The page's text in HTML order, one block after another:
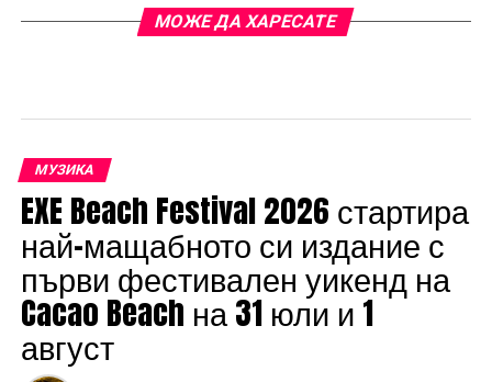
МОЖЕ ДА ХАРЕСАТЕ
МУЗИКА
EXE Beach Festival 2026 стартира
най-мащабното си издание с
първи фестивален уикенд на
Cacao Beach на 31 юли и 1
август